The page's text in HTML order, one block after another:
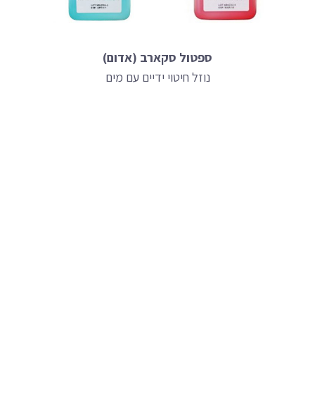
ספטול סקארב (אדום)
נוזל חיטוי ידיים עם מים